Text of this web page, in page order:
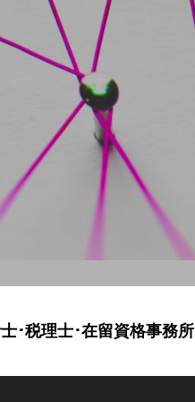
･税理士･在留資格事務所